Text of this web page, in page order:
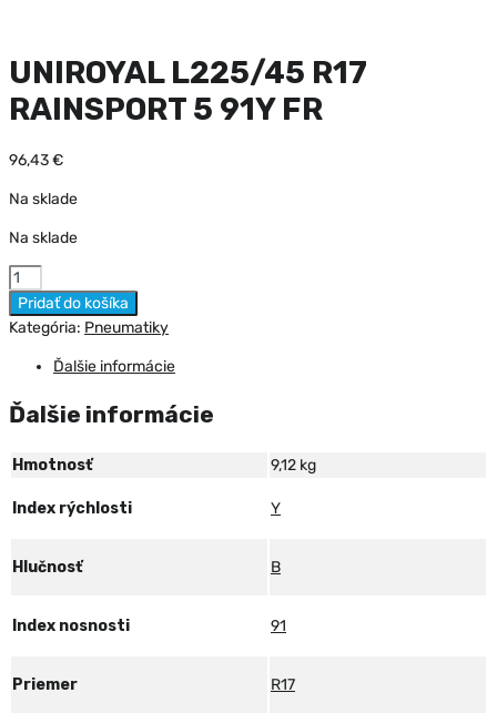
UNIROYAL L225/45 R17
RAINSPORT 5 91Y FR
96,43€
Na sklade
Na sklade
množstvo
UNIROYAL
L225/45
RAINSPORT
91Y
Pridať do košíka
Kategória: Pneumatiky
Ďalšie informácie
Ďalšie informácie
Hmotnosť 9,12 kg
Index rýchlosti Y
Hlučnosť B
Index nosnosti 91
Priemer R17